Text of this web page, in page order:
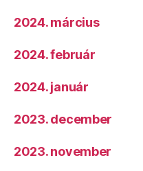
2024. március
2024. február
2024. január
2023. december
2023. november